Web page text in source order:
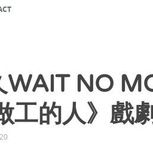
WAIT NO
工的人》戲